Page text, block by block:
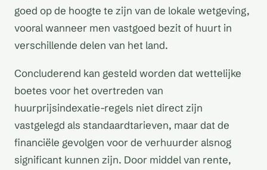
goed op de hoogte te zijn van de lokale wetgeving,
vooral wanneer men vastgoed bezit of huurt in
verschillende delen van het land.
Concluderend kan gesteld worden dat wettelijke
boetes voor het overtreden van
huurprijsindexatie-regels niet direct zijn
vastgelegd als standaardtarieven, maar dat de
financiële gevolgen voor de verhuurder alsnog
significant kunnen zijn. Door middel van rente,